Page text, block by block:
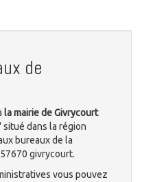
de
la mairie de Givrycourt
dans la région
bureaux de la
givrycourt.
vous pouvez